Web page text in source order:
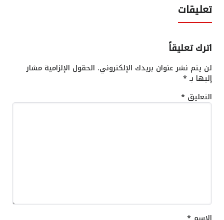
تعليقات
اترك تعليقاً
لن يتم نشر عنوان بريدك الإلكتروني. الحقول الإلزامية مشار
إليها بـ*
التعليق *